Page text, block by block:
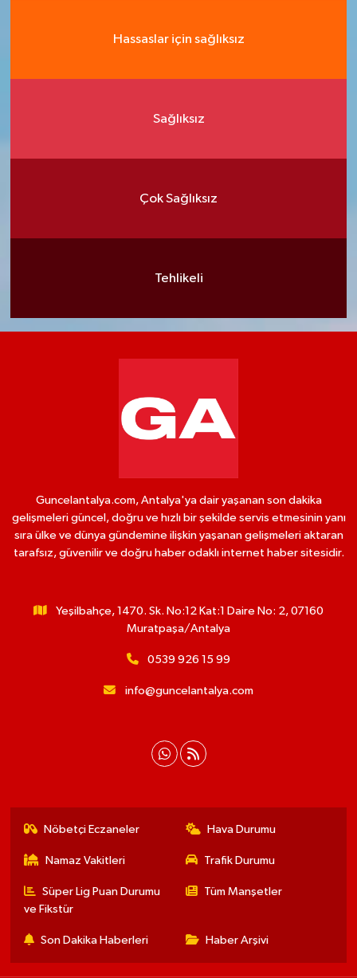
Hassaslar için sağlıksız
Sağlıksız
Çok Sağlıksız
Tehlikeli
Guncelantalya.com, Antalya'ya dair yaşanan son dakika
gelişmeleri güncel, doğru ve hızlı bir şekilde servis etmesinin yanı
sıra ülke ve dünya gündemine ilişkin yaşanan gelişmeleri aktaran
tarafsız, güvenilir ve doğru haber odaklı internet haber sitesidir.
Yeşilbahçe, 1470. Sk. No:12 Kat:1 Daire No: 2, 07160
Muratpaşa/Antalya
0539 926 15 99
info@guncelantalya.com
Nöbetçi Eczaneler Hava Durumu
Namaz Vakitleri Trafik Durumu
Süper Lig Puan Durumu
ve Fikstür
Tüm Manşetler
Son Dakika Haberleri Haber Arşivi